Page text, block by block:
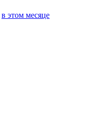
в этом месяце